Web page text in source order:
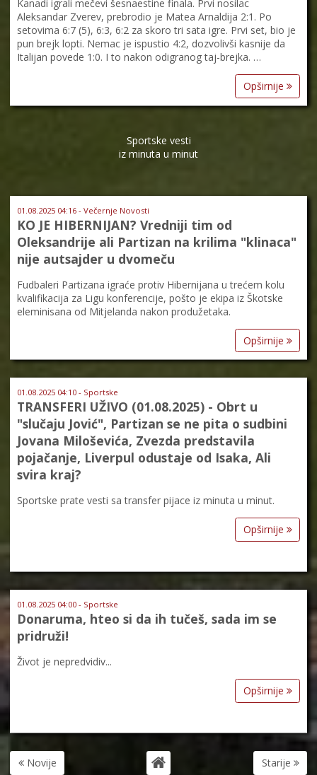
Kanadi igrali mečevi šesnaestine finala. Prvi nosilac
Aleksandar Zverev, prebrodio je Matea Arnaldija 2:1. Po
setovima 6:7 (5), 6:3, 6:2 za skoro tri sata igre. Prvi set, bio je
pun brejk lopti. Nemac je ispustio 4:2, dozvolivši kasnije da
Italijan povede 1:0. I to nakon odigranog taj-brejka. …
Opširnije
Sportske vesti
iz minuta u minut
01.08.2025 04:16 - Večernje Novosti
KO JE HIBERNIJAN? Vredniji tim od
Oleksandrije ali Partizan na krilima "klinaca"
nije autsajder u dvomeču
Fudbaleri Partizana igraće protiv Hibernijana u trećem kolu
kvalifikacija za Ligu konferencije, pošto je ekipa iz Škotske
eleminisana od Mitjelanda nakon produžetaka.
Opširnije
01.08.2025 04:10 - Sportske
TRANSFERI UŽIVO (01.08.2025) - Obrt u
"slučaju Jović", Partizan se ne pita o sudbini
Jovana Miloševića, Zvezda predstavila
pojačanje, Liverpul odustaje od Isaka, Ali
svira kraj?
Sportske prate vesti sa transfer pijace iz minuta u minut.
Opširnije
01.08.2025 04:00 - Sportske
Donaruma, hteo si da ih tučeš, sada im se
pridruži!
Život je nepredvidiv...
Opširnije
Novije Starije